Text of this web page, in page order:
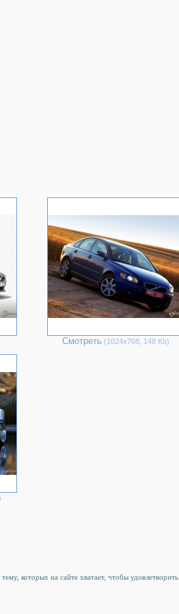
Смотреть (1024х768, 148 Kb)
которых на сайте хватает, чтобы удовлетворить